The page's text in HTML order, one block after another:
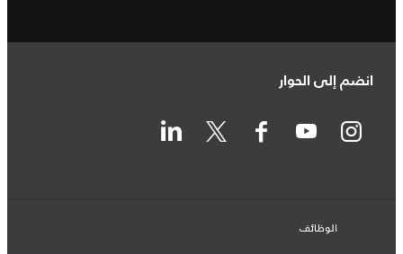
انضم إلى الحوار
الوظائف